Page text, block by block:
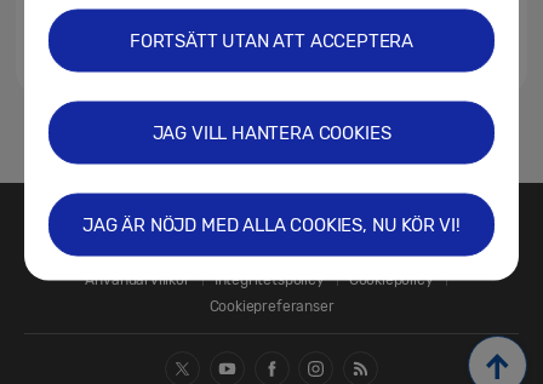
1
Kontakta oss
SAMSUNG.SE
Användarvillkor
Integritetspolicy
Cookiepolicy
Cookiepreferanser
FORTSÄTT UTAN ATT ACCEPTERA
JAG VILL HANTERA COOKIES
JAG ÄR NÖJD MED ALLA COOKIES, NU KÖR VI!